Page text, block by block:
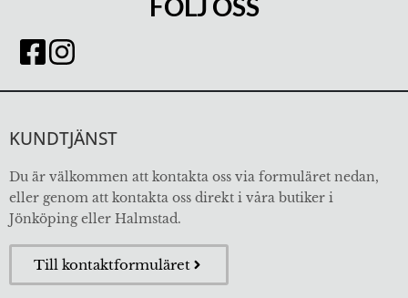
KUNDTJÄNST
Du är välkommen att kontakta oss via formuläret nedan,
eller genom att kontakta oss direkt i våra butiker i
Jönköping eller Halmstad.
Till kontaktformuläret